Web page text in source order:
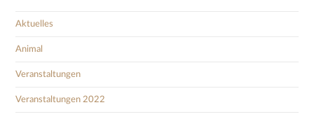
Aktuelles
Animal
Veranstaltungen
Veranstaltungen 2022